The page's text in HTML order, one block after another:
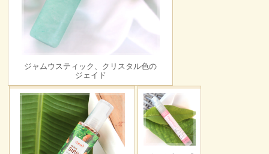
ジャムウスティック、クリスタル色の
ジェイド